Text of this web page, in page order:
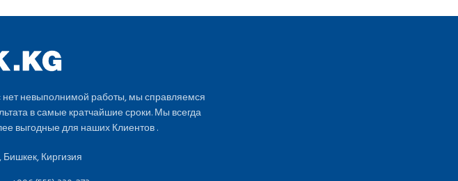
невыполнимой работы, мы справляемся
в самые кратчайшие сроки. Мы всегда
выгодные для наших Клиентов .
Киргизия